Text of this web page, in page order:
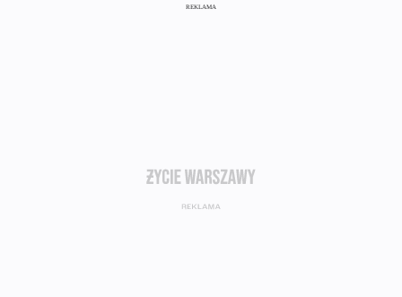
REKLAMA